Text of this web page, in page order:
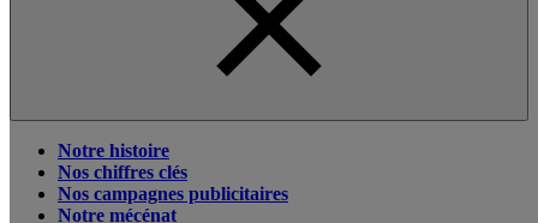
Notre histoire
Nos chiffres clés
Nos campagnes publicitaires
Notre mécénat